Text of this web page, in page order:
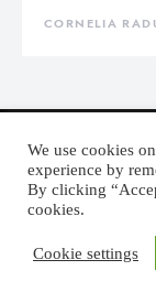
CORNELIA
We use cookies
experience by
By clicking
cookies.
Cookie settings